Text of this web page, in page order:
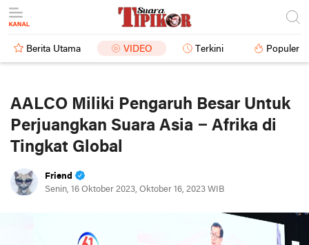
Berita Utama VIDEO Terkini Populer
AALCO Miliki Pengaruh Besar Untuk
Perjuangkan Suara Asia – Afrika di
Tingkat Global
Friend
Senin, 16 Oktober 2023, Oktober 16, 2023 WIB